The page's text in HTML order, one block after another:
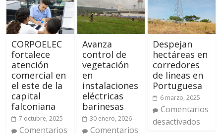
CORPOELEC
fortalece
atención
comercial en
el este de la
capital
falconiana
7 octubre, 2025
Comentarios
Avanza
control de
vegetación
en
instalaciones
eléctricas
barinesas
30 enero, 2026
Comentarios
Despejan
hectáreas en
corredores
de líneas en
Portuguesa
6 marzo, 2025
Comentarios
desactivados